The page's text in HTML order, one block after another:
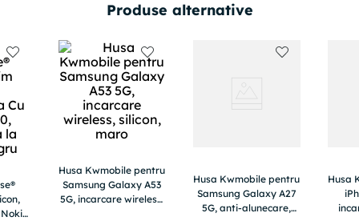
Produse alternative
Husa Kwmobile pentru
Samsung Galaxy A53
5G, incarcare wireless,
Husa Kwmobile pentru
Samsung Galaxy A27
5G, anti-alunecare,
Husa